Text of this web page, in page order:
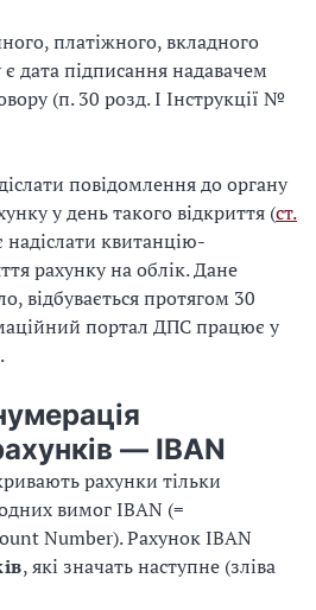
платіжного, вкладного
дата підписання надавачем
(п. 30 розд. I Інструкції №
повідомлення до органу
у день такого відкриття (ст.
квитанцію-
рахунку на облік. Дане
відбувається протягом 30
портал ДПС працює у
— IBAN
рахунки тільки
вимог IBAN (=
Number). Рахунок IBAN
, які значать наступне (зліва